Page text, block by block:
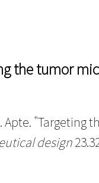
the tumor
Apte.
design